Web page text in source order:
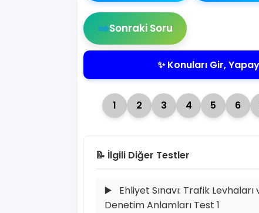
➡️Sonraki Soru
✨ Konuları Gir,
1 2 3 4 5 6
📝 İlgili Diğer Testler
▶️
Ehliyet Sınavı: Trafik Levhaları
Denetim Anlamları Test 1